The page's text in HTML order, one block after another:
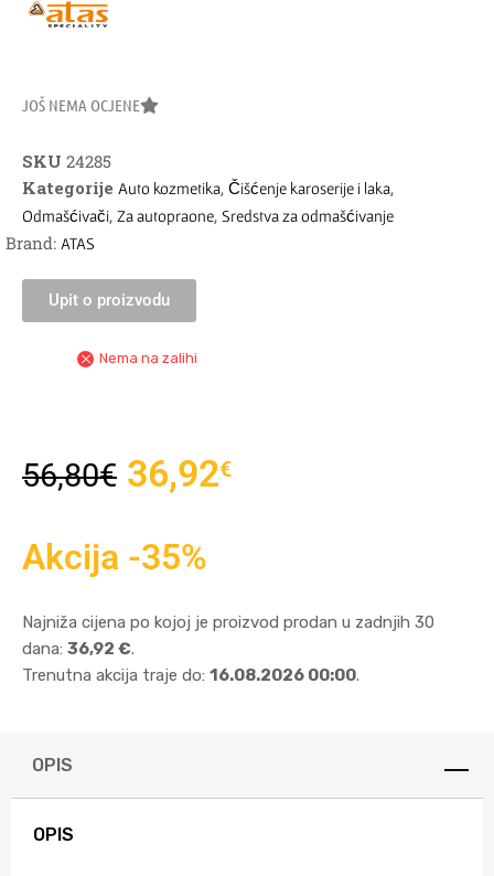
JOŠ NEMA OCJENE
SKU 24285
Kategorije Auto kozmetika, Čišćenje karoserije i laka,
Odmašćivači, Za autopraone, Sredstva za odmašćivanje
Brand: ATAS
Upit o proizvodu
Nema na zalihi
56,80€ 36,92€
Akcija -35%
Najniža cijena po kojoj je proizvod prodan u zadnjih 30
dana: 36,92 €.
Trenutna akcija traje do: 16.08.2026 00:00.
OPIS
OPIS